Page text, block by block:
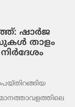
ഷാർജ
താളം